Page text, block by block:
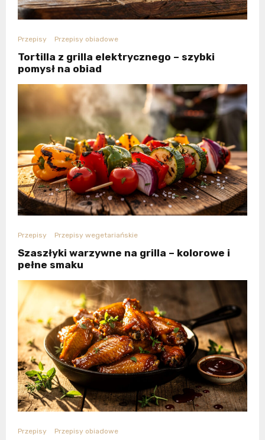
Przepisy Przepisy obiadowe
Tortilla z grilla elektrycznego – szybki
pomysł na obiad
Przepisy Przepisy wegetariańskie
Szaszłyki warzywne na grilla – kolorowe i
pełne smaku
Przepisy Przepisy obiadowe